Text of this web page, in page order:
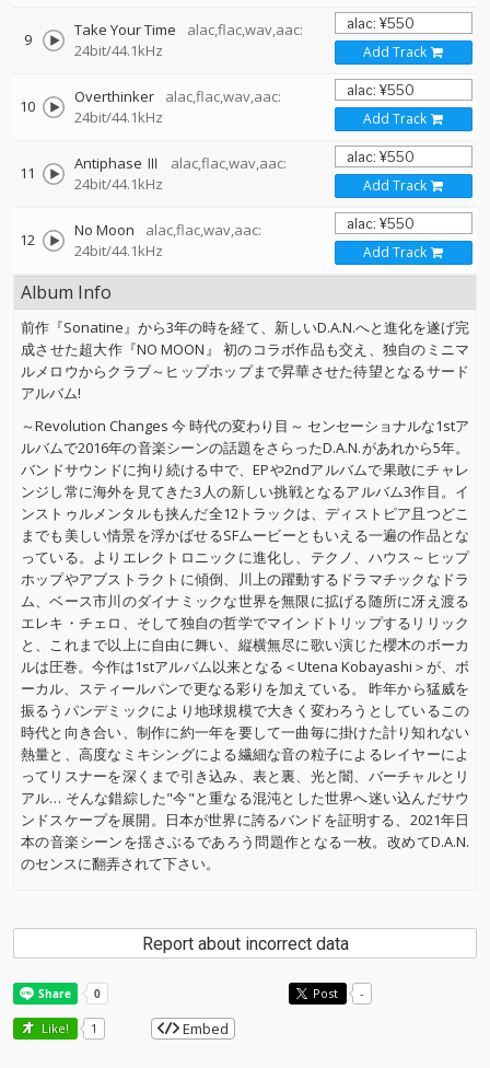
9 Take Your Time
alac,flac,wav,aac:
24bit/44.1kHz
Add Track
10 Overthinker
alac,flac,wav,aac:
24bit/44.1kHz
Add Track
11 Antiphase Ⅲ
alac,flac,wav,aac:
24bit/44.1kHz
Add Track
12 No Moon
alac,flac,wav,aac:
24bit/44.1kHz
Add Track
Album Info
前作『Sonatine』から3年の時を経て、新しいD.A.N.へと進化を遂げ完
成させた超大作『NO MOON』 初のコラボ作品も交え、独自のミニマ
ルメロウからクラブ～ヒップホップまで昇華させた待望となるサード
アルバム!
～Revolution Changes 今 時代の変わり目～ センセーショナルな1stア
ルバムで2016年の音楽シーンの話題をさらったD.A.N.があれから5年。
バンドサウンドに拘り続ける中で、EPや2ndアルバムで果敢にチャレ
ンジし常に海外を見てきた3人の新しい挑戦となるアルバム3作目。イ
ンストゥルメンタルも挟んだ全12トラックは、ディストピア且つどこ
までも美しい情景を浮かばせるSFムービーともいえる一遍の作品とな
っている。よりエレクトロニックに進化し、テクノ、ハウス～ヒップ
ホップやアブストラクトに傾倒、川上の躍動するドラマチックなドラ
ム、ベース市川のダイナミックな世界を無限に拡げる随所に冴え渡る
エレキ・チェロ、そして独自の哲学でマインドトリップするリリック
と、これまで以上に自由に舞い、縦横無尽に歌い演じた櫻木のボーカ
ルは圧巻。今作は1stアルバム以来となる＜Utena Kobayashi＞が、ボ
ーカル、スティールパンで更なる彩りを加えている。 昨年から猛威を
振るうパンデミックにより地球規模で大きく変わろうとしているこの
時代と向き合い、制作に約一年を要して一曲毎に掛けた計り知れない
熱量と、高度なミキシングによる繊細な音の粒子によるレイヤーによ
ってリスナーを深くまで引き込み、表と裏、光と闇、バーチャルとリ
アル… そんな錯綜した"今"と重なる混沌とした世界へ迷い込んだサウ
ンドスケープを展開。日本が世界に誇るバンドを証明する、2021年日
本の音楽シーンを揺さぶるであろう問題作となる一枚。改めてD.A.N.
のセンスに翻弄されて下さい。
Report about incorrect data
Post -
Like! 1 Embed